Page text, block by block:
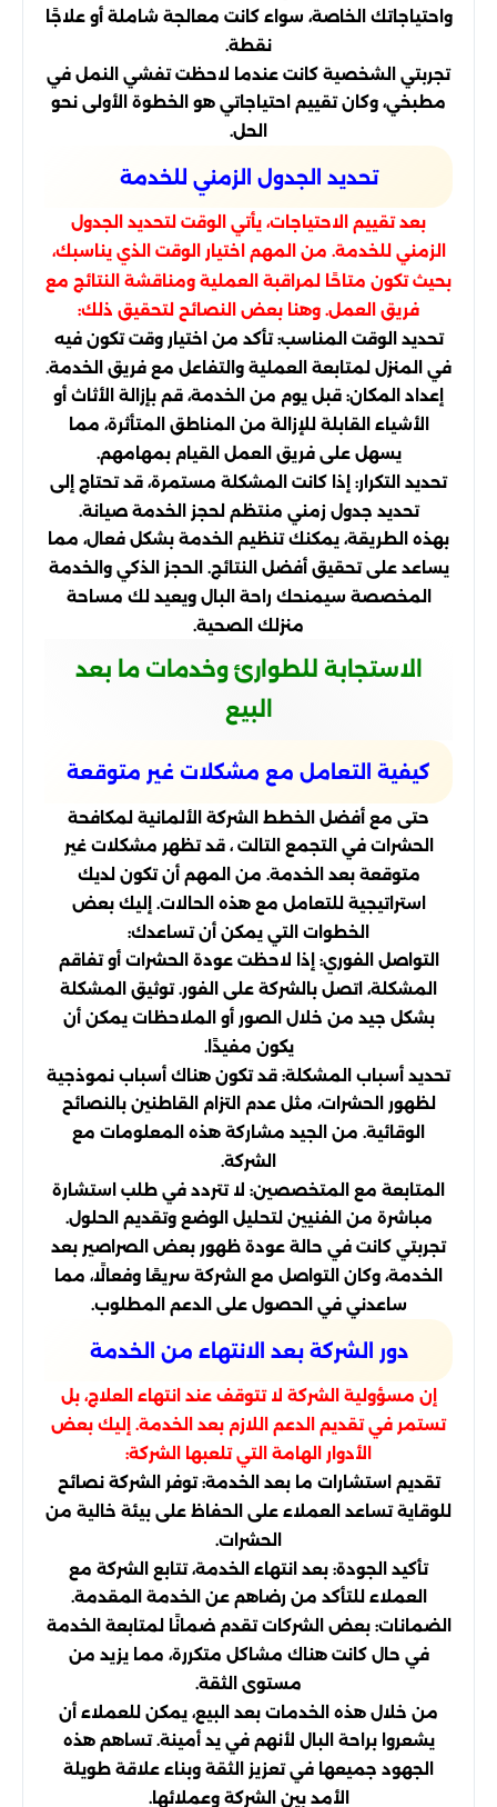
واحتياجاتك الخاصة، سواء كانت معالجة شاملة أو علاجًا
نقطة.
تجربتي الشخصية كانت عندما لاحظت تفشي النمل في
مطبخي، وكان تقييم احتياجاتي هو الخطوة الأولى نحو
الحل.
تحديد الجدول الزمني للخدمة
بعد تقييم الاحتياجات، يأتي الوقت لتحديد الجدول
الزمني للخدمة. من المهم اختيار الوقت الذي يناسبك،
بحيث تكون متاحًا لمراقبة العملية ومناقشة النتائج مع
فريق العمل. وهنا بعض النصائح لتحقيق ذلك:
تحديد الوقت المناسب: تأكد من اختيار وقت تكون فيه
في المنزل لمتابعة العملية والتفاعل مع فريق الخدمة.
إعداد المكان: قبل يوم من الخدمة، قم بإزالة الأثاث أو
الأشياء القابلة للإزالة من المناطق المتأثرة، مما
يسهل على فريق العمل القيام بمهامهم.
تحديد التكرار: إذا كانت المشكلة مستمرة، قد تحتاج إلى
تحديد جدول زمني منتظم لحجز الخدمة صيانة.
بهذه الطريقة، يمكنك تنظيم الخدمة بشكل فعال، مما
يساعد على تحقيق أفضل النتائج. الحجز الذكي والخدمة
المخصصة سيمنحك راحة البال ويعيد لك مساحة
منزلك الصحية.
الاستجابة للطوارئ وخدمات ما بعد
البيع
كيفية التعامل مع مشكلات غير متوقعة
حتى مع أفضل الخطط الشركة الألمانية لمكافحة
الحشرات في التجمع التالت ، قد تظهر مشكلات غير
متوقعة بعد الخدمة. من المهم أن تكون لديك
استراتيجية للتعامل مع هذه الحالات. إليك بعض
الخطوات التي يمكن أن تساعدك:
التواصل الفوري: إذا لاحظت عودة الحشرات أو تفاقم
المشكلة، اتصل بالشركة على الفور. توثيق المشكلة
بشكل جيد من خلال الصور أو الملاحظات يمكن أن
يكون مفيدًا.
تحديد أسباب المشكلة: قد تكون هناك أسباب نموذجية
لظهور الحشرات، مثل عدم التزام القاطنين بالنصائح
الوقائية. من الجيد مشاركة هذه المعلومات مع
الشركة.
المتابعة مع المتخصصين: لا تتردد في طلب استشارة
مباشرة من الفنيين لتحليل الوضع وتقديم الحلول.
تجربتي كانت في حالة عودة ظهور بعض الصراصير بعد
الخدمة، وكان التواصل مع الشركة سريعًا وفعالًا، مما
ساعدني في الحصول على الدعم المطلوب.
دور الشركة بعد الانتهاء من الخدمة
إن مسؤولية الشركة لا تتوقف عند انتهاء العلاج، بل
تستمر في تقديم الدعم اللازم بعد الخدمة. إليك بعض
الأدوار الهامة التي تلعبها الشركة:
تقديم استشارات ما بعد الخدمة: توفر الشركة نصائح
للوقاية تساعد العملاء على الحفاظ على بيئة خالية من
الحشرات.
تأكيد الجودة: بعد انتهاء الخدمة، تتابع الشركة مع
العملاء للتأكد من رضاهم عن الخدمة المقدمة.
الضمانات: بعض الشركات تقدم ضمانًا لمتابعة الخدمة
في حال كانت هناك مشاكل متكررة، مما يزيد من
مستوى الثقة.
من خلال هذه الخدمات بعد البيع، يمكن للعملاء أن
يشعروا براحة البال لأنهم في يد أمينة. تساهم هذه
الجهود جميعها في تعزيز الثقة وبناء علاقة طويلة
الأمد بين الشركة وعملائها.